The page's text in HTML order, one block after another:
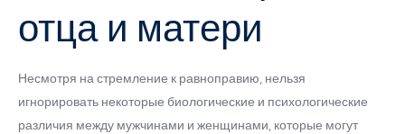
отца и матери
Несмотря на стремление к равноправию, нельзя
игнорировать некоторые биологические и психологические
различия между мужчинами и женщинами, которые могут